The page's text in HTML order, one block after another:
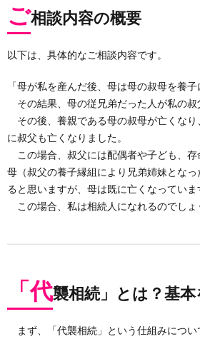
ご相談内容の概要
以下は、具体的なご相談内容です。
「母が私を産んだ後、母は母の叔母を養子
その結果、母の従兄弟だった人が私の叔
その後、養親である母の叔母が亡くなり
に叔父も亡くなりました。
この場合、叔父には配偶者や子ども、存
母（叔父の養子縁組により兄弟姉妹とな
ると思いますが、母は既に亡くなっていま
この場合、私は相続人になれるのでしょ
「代襲相続」とは？基本
まず、「代襲相続」という仕組みについ